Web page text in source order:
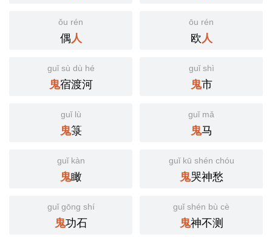
ǒu rén
偶人
ōu rén
欧人
guǐ sù dù hé
鬼宿渡河
guǐ shì
鬼市
guǐ lù
鬼箓
guǐ mǎ
鬼马
guǐ kàn
鬼瞰
guǐ kū shén chóu
鬼哭神愁
guǐ gōng shí
鬼功石
guǐ shén bù cè
鬼神不测